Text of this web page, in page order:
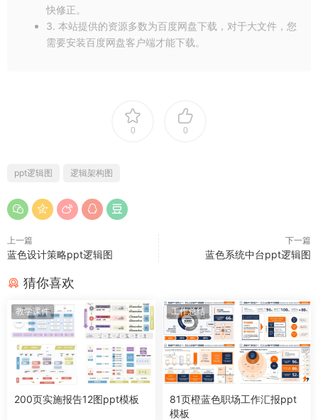
快修正。
3. 本站提供的资源多数为百度网盘下载，对于大文件，您
需要安装百度网盘客户端才能下载。
0 0
ppt逻辑图 逻辑架构图
上一篇
蓝色设计策略ppt逻辑图
下一篇
蓝色系统中台ppt逻辑图
猜你喜欢
教学课件
200页实施报告12图ppt模板
工作总结
81页橙蓝色职场工作汇报ppt
模板